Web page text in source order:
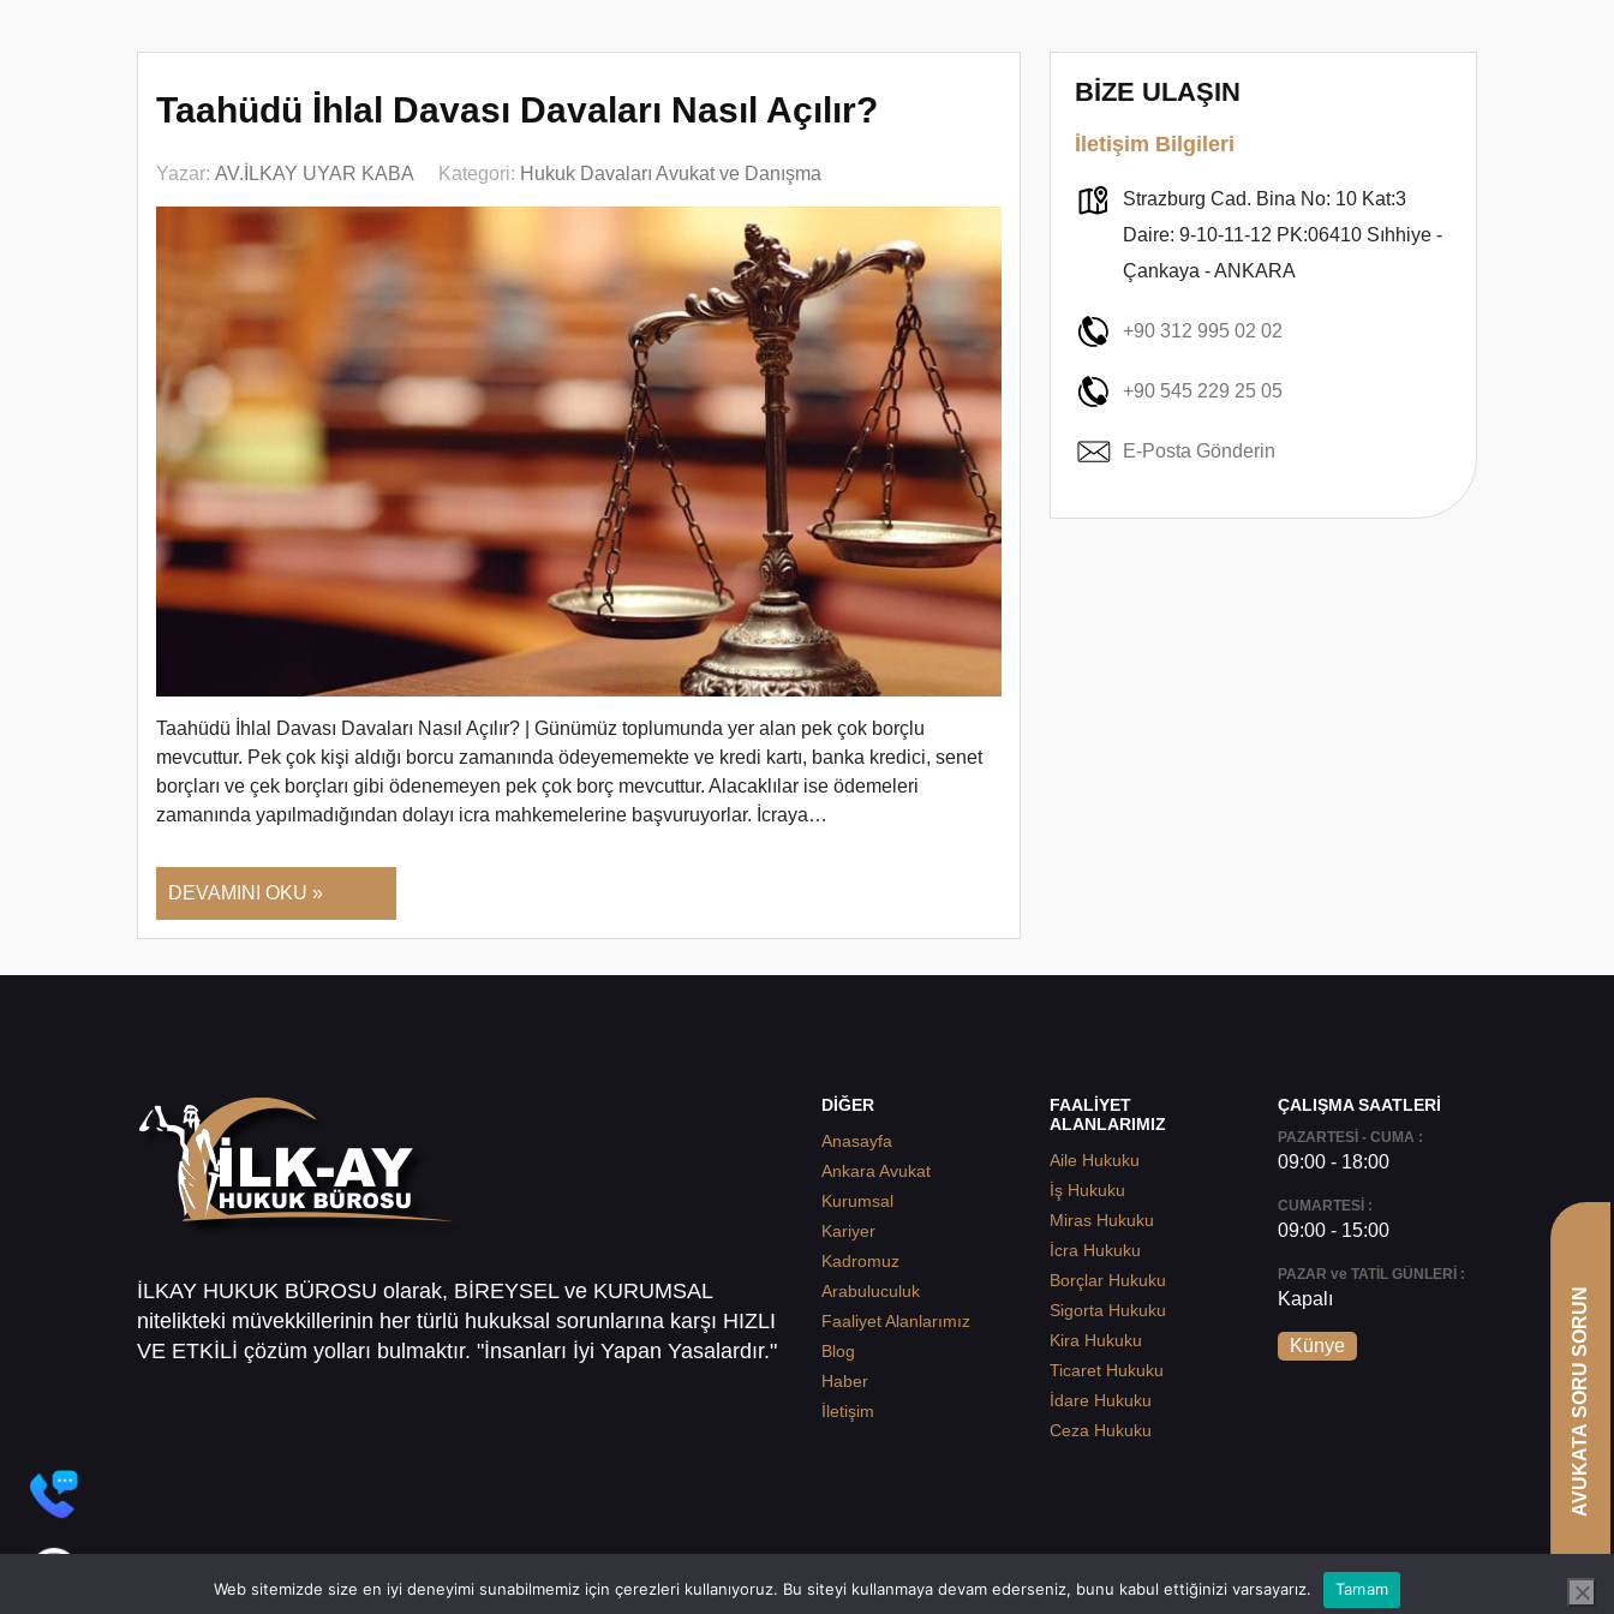
Taahüdü İhlal Davası Davaları Nasıl Açılır?
Yazar: AV.İLKAY UYAR KABA Kategori: Hukuk Davaları Avukat ve Danışma
Taahüdü İhlal Davası Davaları Nasıl Açılır? | Günümüz toplumunda yer alan pek çok borçlu
mevcuttur. Pek çok kişi aldığı borcu zamanında ödeyememekte ve kredi kartı, banka kredici, senet
borçları ve çek borçları gibi ödenemeyen pek çok borç mevcuttur. Alacaklılar ise ödemeleri
zamanında yapılmadığından dolayı icra mahkemelerine başvuruyorlar. İcraya…
DEVAMINI OKU »
BİZE ULAŞIN
İletişim Bilgileri
Strazburg Cad. Bina No: 10 Kat:3
Daire: 9-10-11-12 PK:06410 Sıhhiye -
Çankaya - ANKARA
+90 312 995 02 02
+90 545 229 25 05
E-Posta Gönderin
İLKAY HUKUK BÜROSU olarak, BİREYSEL ve KURUMSAL
nitelikteki müvekkillerinin her türlü hukuksal sorunlarına karşı HIZLI
VE ETKİLİ çözüm yolları bulmaktır. "İnsanları İyi Yapan Yasalardır."
DİĞER
Anasayfa
Ankara Avukat
Kurumsal
Kariyer
Kadromuz
Arabuluculuk
Faaliyet Alanlarımız
Blog
Haber
İletişim
FAALİYET
ALANLARIMIZ
Aile Hukuku
İş Hukuku
Miras Hukuku
İcra Hukuku
Borçlar Hukuku
Sigorta Hukuku
Kira Hukuku
Ticaret Hukuku
İdare Hukuku
Ceza Hukuku
ÇALIŞMA SAATLERİ
PAZARTESİ - CUMA :
09:00 - 18:00
CUMARTESİ :
09:00 - 15:00
PAZAR ve TATİL GÜNLERİ :
Kapalı
Künye
Web sitemizde size en iyi deneyimi sunabilmemiz için çerezleri kullanıyoruz. Bu siteyi kullanmaya devam ederseniz, bunu kabul ettiğinizi varsayarız. Tamam
AVUKATA SORU SORUN